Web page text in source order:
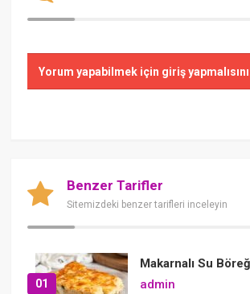
Yorum yapabilmek için giriş
Benzer Tarifler
Sitemizdeki benzer tarifleri inceleyin
01
Makarnalı Su
admin